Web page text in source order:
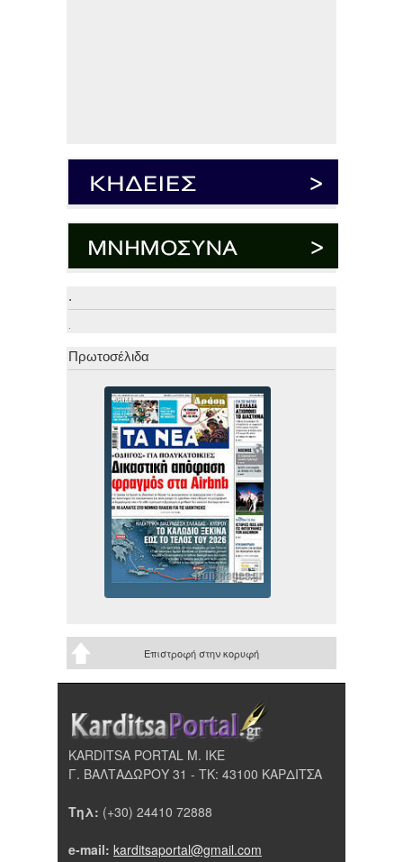
.
.
Πρωτοσέλιδα
Επιστροφή στην κορυφή
KARDITSA PORTAL Μ. ΙΚΕ
Γ. ΒΑΛΤΑΔΩΡΟΥ 31 - ΤΚ: 43100 ΚΑΡΔΙΤΣΑ
Τηλ: (+30) 24410 72888
e-mail: karditsaportal@gmail.com